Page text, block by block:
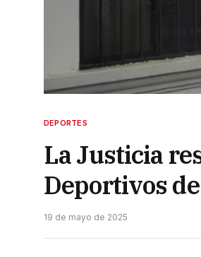
DEPORTES
La Justicia
Deportivos
19 de mayo de 2025